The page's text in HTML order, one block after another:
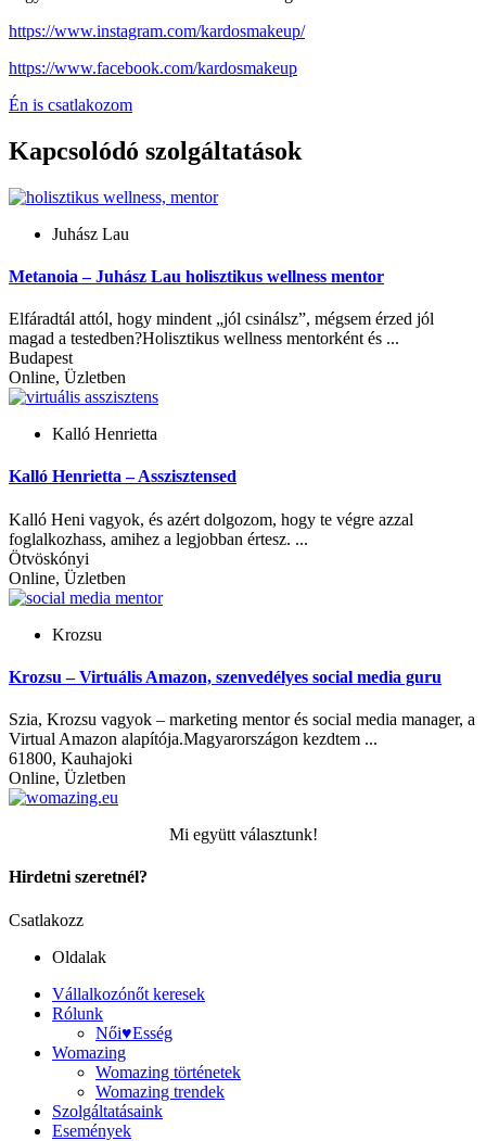
https://www.instagram.com/kardosmakeup/
https://www.facebook.com/kardosmakeup
Én is csatlakozom
Kapcsolódó szolgáltatások
Juhász Lau
Metanoia – Juhász Lau holisztikus wellness mentor
Elfáradtál attól, hogy mindent „jól csinálsz”, mégsem érzed jól
magad a testedben?Holisztikus wellness mentorként és ...
Budapest
Online, Üzletben
Kalló Henrietta
Kalló Henrietta – Asszisztensed
Kalló Heni vagyok, és azért dolgozom, hogy te végre azzal
foglalkozhass, amihez a legjobban értesz. ...
Ötvöskónyi
Online, Üzletben
Krozsu
Krozsu – Virtuális Amazon, szenvedélyes social media guru
Szia, Krozsu vagyok – marketing mentor és social media manager, a
Virtual Amazon alapítója.Magyarországon kezdtem ...
61800, Kauhajoki
Online, Üzletben
Mi együtt választunk!
Hirdetni szeretnél?
Csatlakozz
Oldalak
Vállalkozónőt keresek
Rólunk
Női♥Esség
Womazing
Womazing történetek
Womazing trendek
Szolgáltatásaink
Események